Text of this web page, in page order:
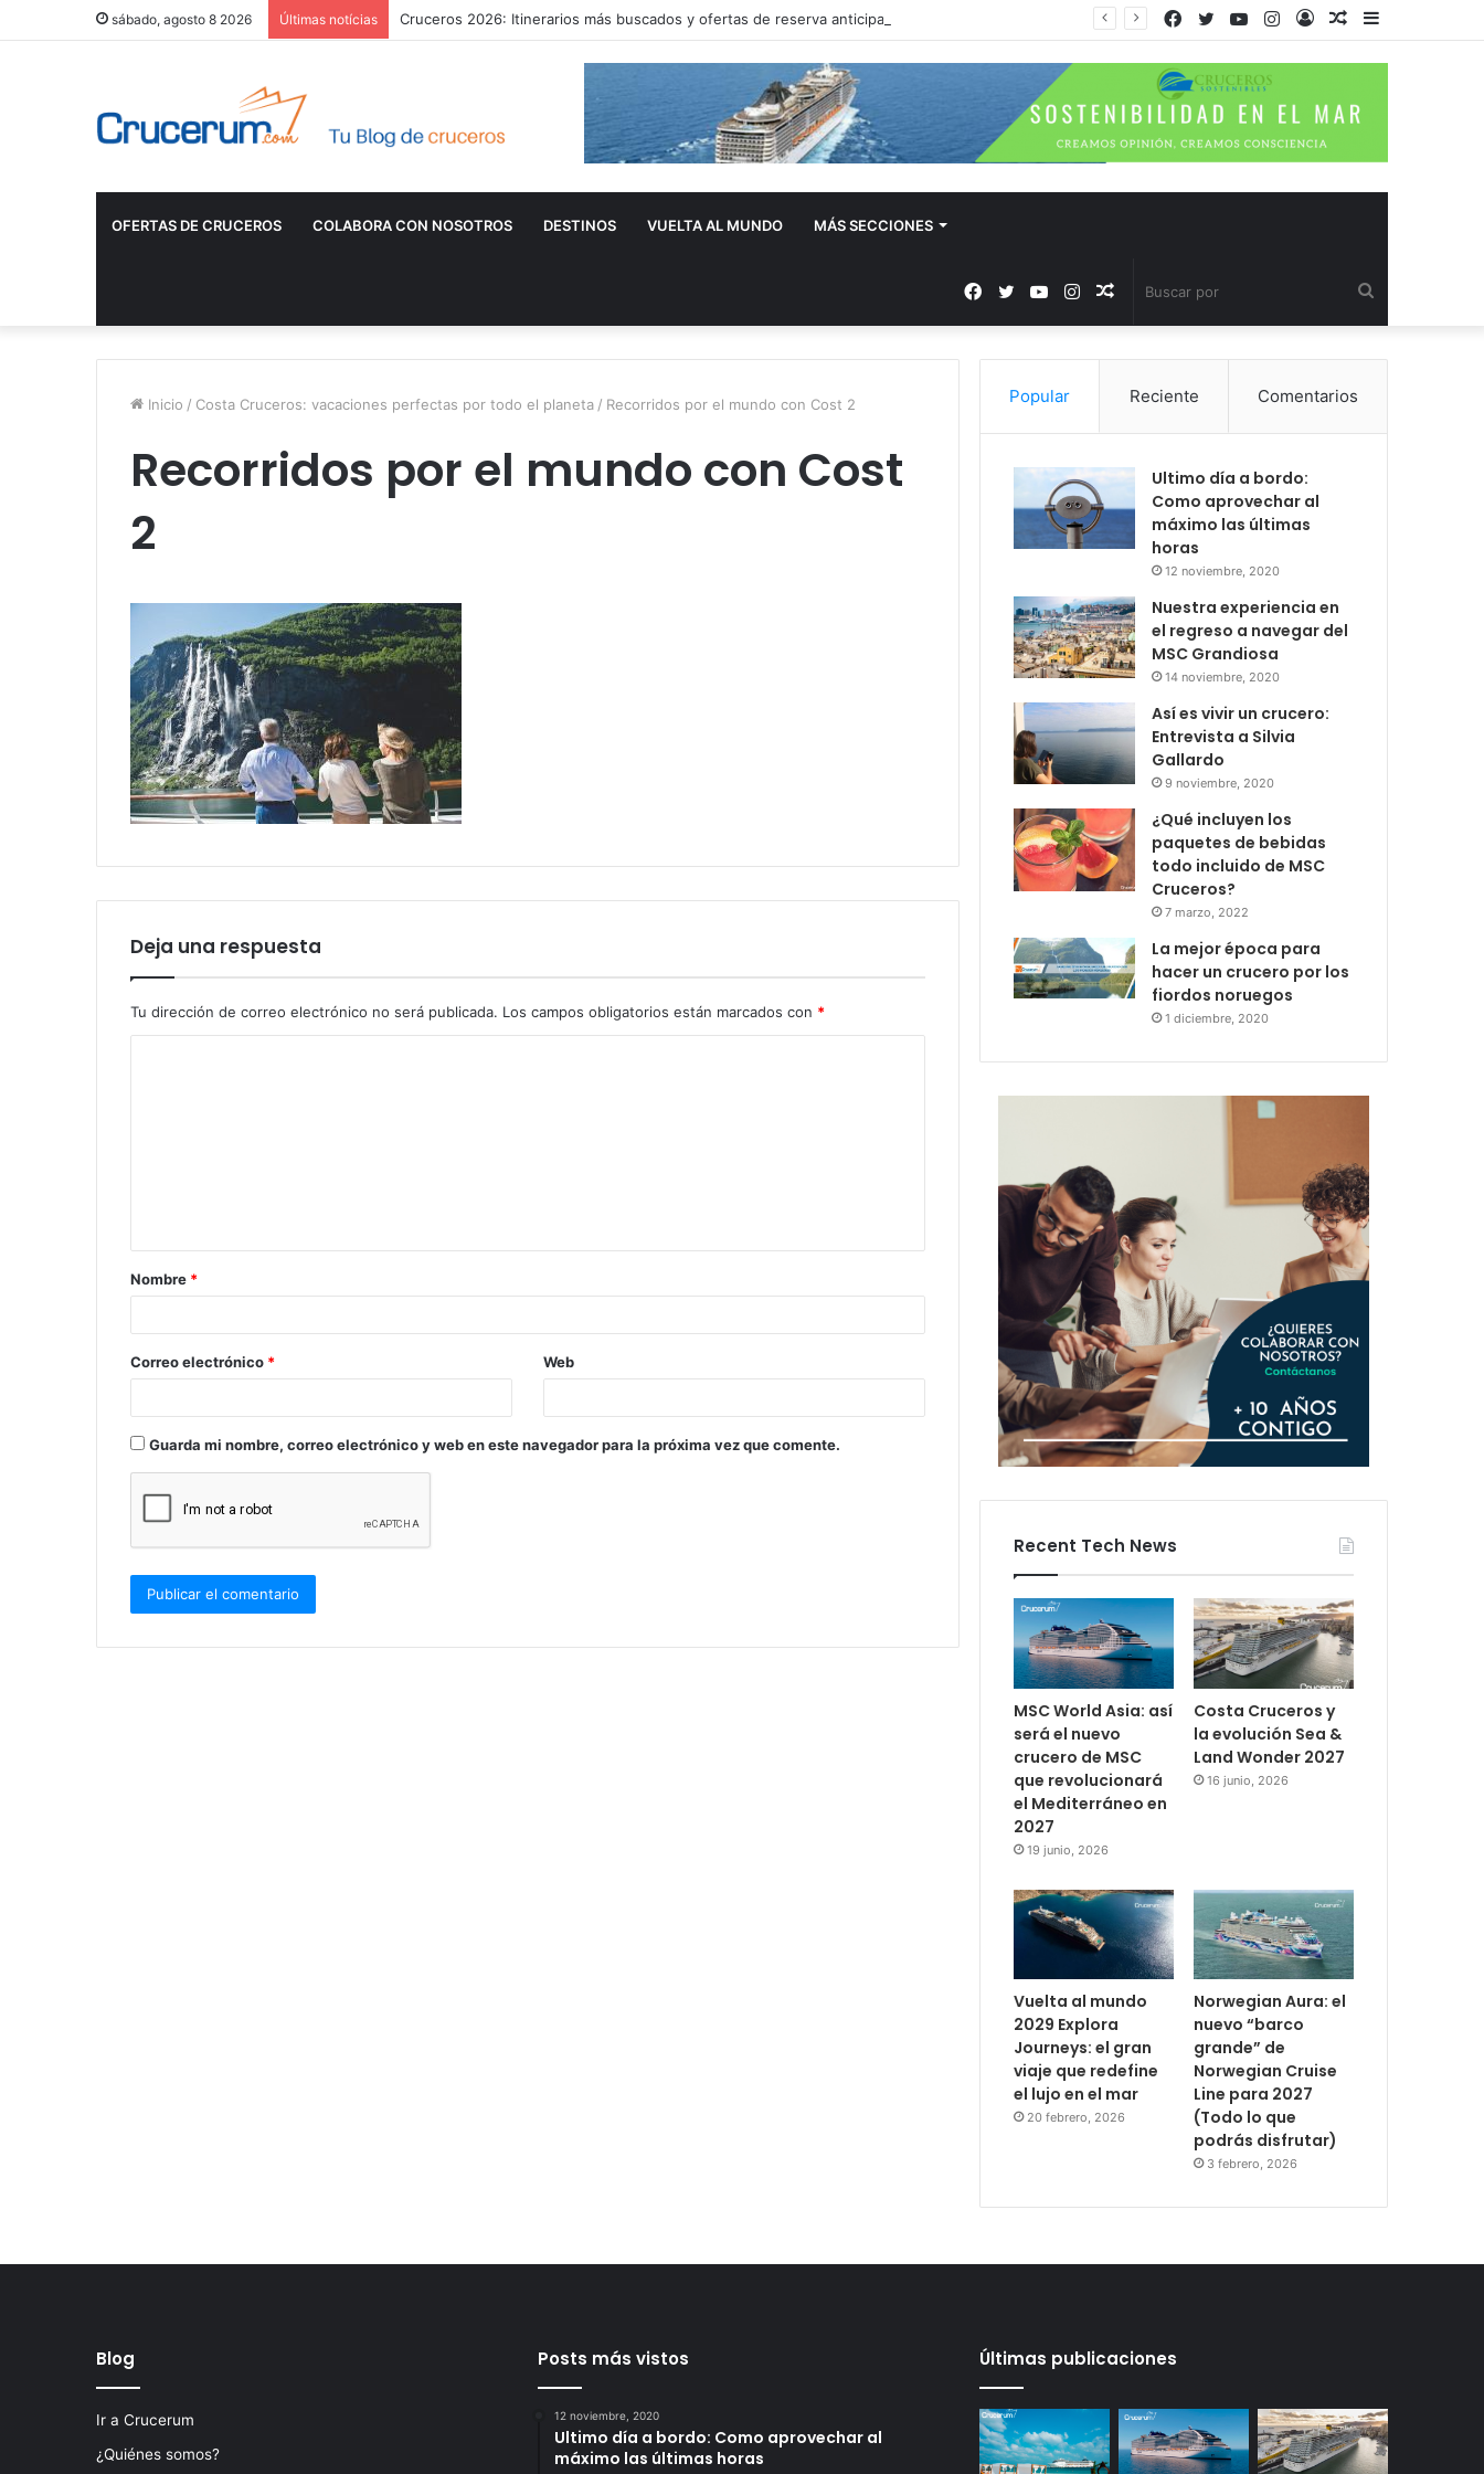
sábado, agosto 8 2026 Últimas notícias Cruceros 2026: Itinerarios más buscados y ofertas de reserva anticipada
Barra
Publicación
Acceso
Instagram
YouTube
Twitter
Facebook
OFERTAS DE CRUCEROS COLABORA CON NOSOTROS DESTINOS VUELTA AL MUNDO MÁS SECCIONES
por
Publicación
al
Instagram
YouTube
Twitter
Facebook
Inicio / Costa Cruceros: vacaciones perfectas por todo el planeta / Recorridos por el mundo con Cost 2
Recorridos por el mundo con Cost
2
Deja una respuesta
Tu dirección de correo electrónico no será publicada. Los campos obligatorios están marcados con *
a
r
*
Nombre *
Correo electrónico * Web
Guarda mi nombre, correo electrónico y web en este navegador para la próxima vez que comente.
Popular Reciente Comentarios
Ultimo día a bordo:
Como aprovechar al
máximo las últimas
horas
12 noviembre, 2020
Nuestra experiencia en
el regreso a navegar del
MSC Grandiosa
14 noviembre, 2020
Así es vivir un crucero:
Entrevista a Silvia
Gallardo
9 noviembre, 2020
¿Qué incluyen los
paquetes de bebidas
todo incluido de MSC
Cruceros?
7 marzo, 2022
La mejor época para
hacer un crucero por los
fiordos noruegos
1 diciembre, 2020
Recent Tech News
MSC World Asia: así
será el nuevo
crucero de MSC
que revolucionará
el Mediterráneo en
2027
19 junio, 2026
Costa Cruceros y
la evolución Sea &
Land Wonder 2027
16 junio, 2026
Vuelta al mundo
2029 Explora
Journeys: el gran
viaje que redefine
el lujo en el mar
20 febrero, 2026
Norwegian Aura: el
nuevo “barco
grande” de
Norwegian Cruise
Line para 2027
(Todo lo que
podrás disfrutar)
3 febrero, 2026
Blog
Ir a Crucerum
¿Quiénes somos?
Posts más vistos
12 noviembre, 2020
Ultimo día a bordo: Como aprovechar al
máximo las últimas horas
Últimas publicaciones